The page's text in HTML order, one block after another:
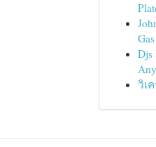
Djs
วิเ